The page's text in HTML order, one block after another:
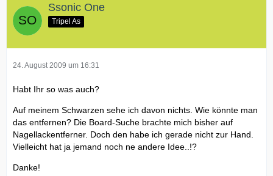
Ssonic One
Tripel As
24. August 2009 um 16:31
Habt Ihr so was auch?
Auf meinem Schwarzen sehe ich davon nichts. Wie könnte man
das entfernen? Die Board-Suche brachte mich bisher auf
Nagellackentferner. Doch den habe ich gerade nicht zur Hand.
Vielleicht hat ja jemand noch ne andere Idee..!?
Danke!